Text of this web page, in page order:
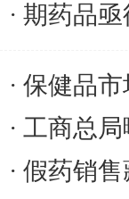
期药品
保健品
工商总局
假药销